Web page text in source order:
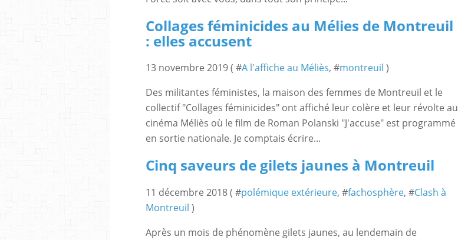
Collages féminicides au Mélies de Montreuil
: elles accusent
13 novembre 2019 ( #A l'affiche au Méliès, #montreuil )
Des militantes féministes, la maison des femmes de Montreuil et le
collectif "Collages féminicides" ont affiché leur colère et leur révolte au
cinéma Méliès où le film de Roman Polanski "J'accuse" est programmé
en sortie nationale. Je comptais écrire...
Cinq saveurs de gilets jaunes à Montreuil
11 décembre 2018 ( #polémique extérieure, #fachosphère, #Clash à
Montreuil )
Après un mois de phénomène gilets jaunes, au lendemain de